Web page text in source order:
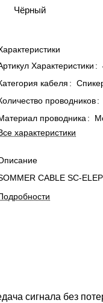
Чёрный
Характеристики :
кабеля :
проводников:
проводника :
характеристики
CABLE SC-
сигнала без